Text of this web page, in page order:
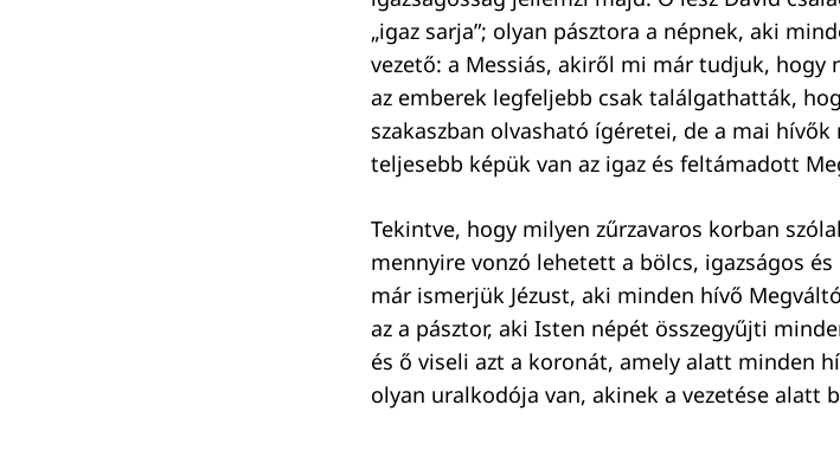
„igaz sarja”; olyan pásztora a népnek, aki
vezető: a Messiás, akiről mi már tudjuk, hogy
az emberek legfeljebb csak találgathatták,
szakaszban olvasható ígéretei, de a mai
teljesebb képük van az igaz és feltámadott
Tekintve, hogy milyen zűrzavaros korban
mennyire vonzó lehetett a bölcs, igazságos
már ismerjük Jézust, aki minden hívő
az a pásztor, aki Isten népét összegyűjti
és ő viseli azt a koronát, amely alatt minden
olyan uralkodója van, akinek a vezetése alatt